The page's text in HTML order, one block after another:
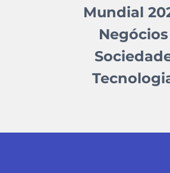
Mundial
Negócios